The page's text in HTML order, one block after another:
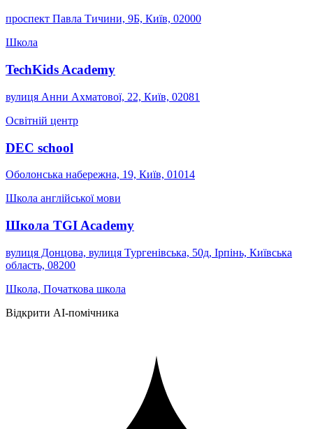
проспект Павла Тичини, 9Б, Київ, 02000
Школа
TechKids Academy
вулиця Анни Ахматової, 22, Київ, 02081
Освітній центр
DEC school
Оболонська набережна, 19, Київ, 01014
Школа англійської мови
Школа TGI Academy
вулиця Донцова, вулиця Тургенівська, 50д, Ірпінь, Київська
область, 08200
Школа, Початкова школа
Відкрити AI-помічника